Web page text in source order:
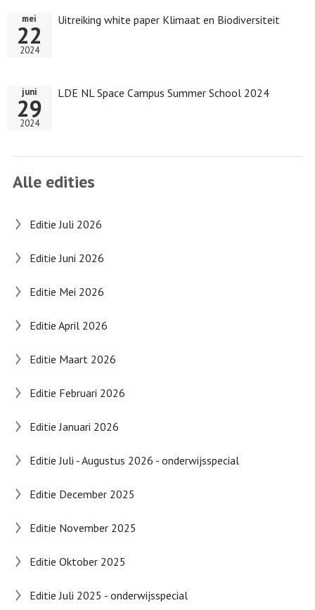
Uitreiking white paper Klimaat en Biodiversiteit
mei
22
2024
LDE NL Space Campus Summer School 2024
juni
29
2024
Alle edities
Editie Juli 2026
Editie Juni 2026
Editie Mei 2026
Editie April 2026
Editie Maart 2026
Editie Februari 2026
Editie Januari 2026
Editie Juli - Augustus 2026 - onderwijsspecial
Editie December 2025
Editie November 2025
Editie Oktober 2025
Editie Juli 2025 - onderwijsspecial